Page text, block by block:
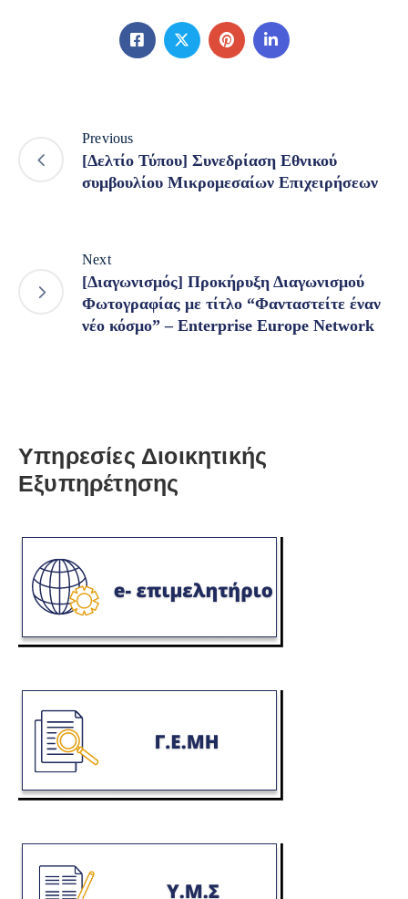
Previous
[Δελτίο Τύπου] Συνεδρίαση Εθνικού
συμβουλίου Μικρομεσαίων Επιχειρήσεων
Next
[Διαγωνισμός] Προκήρυξη Διαγωνισμού
Φωτογραφίας με τίτλο “Φανταστείτε έναν
νέο κόσμο” – Enterprise Europe Network
Υπηρεσίες Διοικητικής
Εξυπηρέτησης